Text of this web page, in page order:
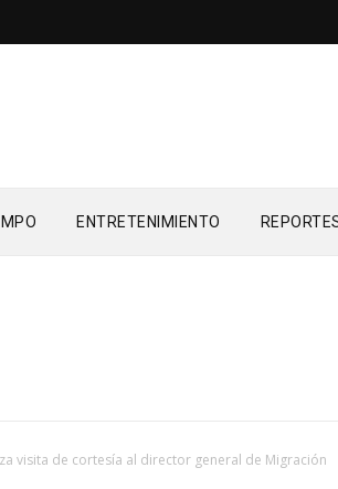
ENTRETENIMIENTO
visita de cortesía al director general de Migración